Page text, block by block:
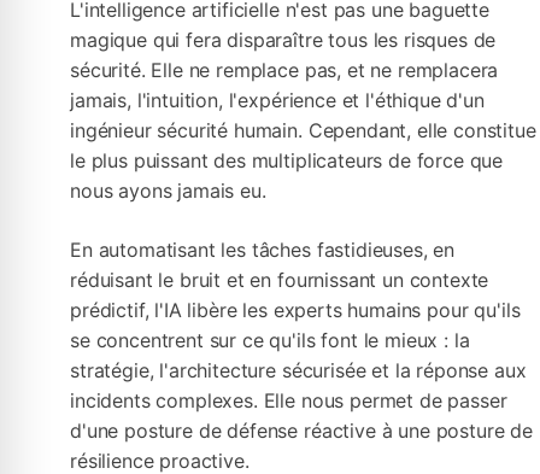
L'intelligence artificielle n'est pas une baguette
magique qui fera disparaître tous les risques de
sécurité. Elle ne remplace pas, et ne remplacera
jamais, l'intuition, l'expérience et l'éthique d'un
ingénieur sécurité humain. Cependant, elle constitue
le plus puissant des multiplicateurs de force que
nous ayons jamais eu.
En automatisant les tâches fastidieuses, en
réduisant le bruit et en fournissant un contexte
prédictif, l'IA libère les experts humains pour qu'ils
se concentrent sur ce qu'ils font le mieux : la
stratégie, l'architecture sécurisée et la réponse aux
incidents complexes. Elle nous permet de passer
d'une posture de défense réactive à une posture de
résilience proactive.